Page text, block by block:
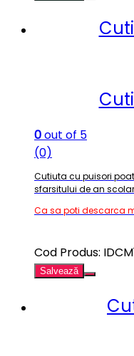
0out of 5
(0)
Cutiuta cu puisori
sfarsitului de an
Ca sa poti descarca
Cod Produs:
Salvează